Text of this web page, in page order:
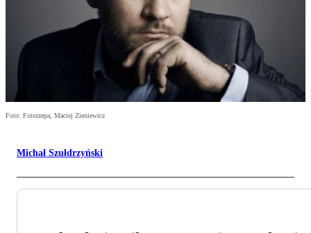
Foto: Fotorzepa, Maciej Zieniewicz
Michał Szułdrzyński